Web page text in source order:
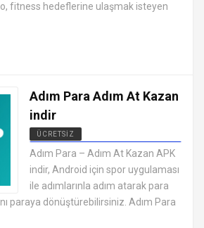
fitness hedeflerine ulaşmak isteyen
Adım Para Adım At Kazan
indir
ÜCRETSIZ
ANDROID SAĞLIK VE FITNESS
UYGULAMALARI APK
Adım Para – Adım At Kazan APK
indir, Android için spor uygulaması
ile adımlarınla adım atarak para
paraya dönüştürebilirsiniz. Adım Para